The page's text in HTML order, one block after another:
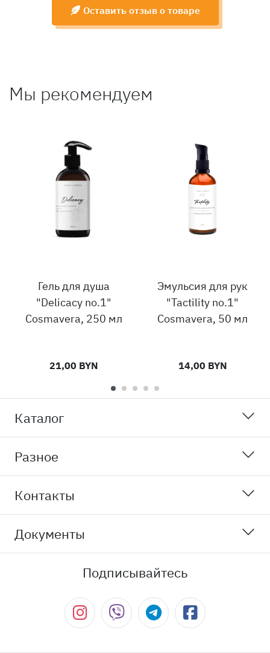
Оставить отзыв о товаре
Мы рекомендуем
Гель для душа
"Delicacy no.1"
Cosmavera, 250 мл
21,00 BYN
Эмульсия для рук
"Tactility no.1"
Cosmavera, 50 мл
14,00 BYN
Каталог
Разное
Контакты
Документы
Подписывайтесь